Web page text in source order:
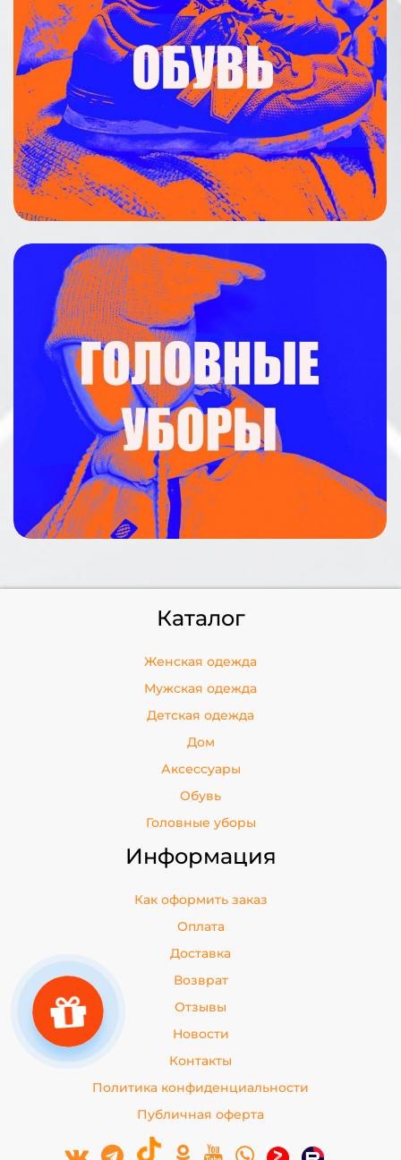
Каталог
Женская одежда
Мужская одежда
Детская одежда
Дом
Аксессуары
Обувь
Головные уборы
Информация
Как оформить заказ
Оплата
Доставка
Возврат
Отзывы
Новости
Контакты
Политика конфиденциальности
Публичная оферта